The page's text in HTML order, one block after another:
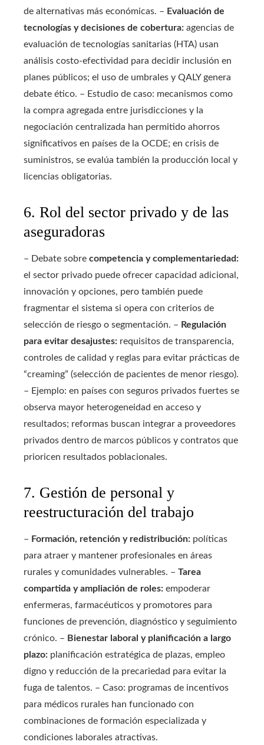
de alternativas más económicas. – Evaluación de
tecnologías y decisiones de cobertura: agencias de
evaluación de tecnologías sanitarias (HTA) usan
análisis costo-efectividad para decidir inclusión en
planes públicos; el uso de umbrales y QALY genera
debate ético. – Estudio de caso: mecanismos como
la compra agregada entre jurisdicciones y la
negociación centralizada han permitido ahorros
significativos en países de la OCDE; en crisis de
suministros, se evalúa también la producción local y
licencias obligatorias.
6. Rol del sector privado y de las
aseguradoras
– Debate sobre competencia y complementariedad:
el sector privado puede ofrecer capacidad adicional,
innovación y opciones, pero también puede
fragmentar el sistema si opera con criterios de
selección de riesgo o segmentación. – Regulación
para evitar desajustes: requisitos de transparencia,
controles de calidad y reglas para evitar prácticas de
“creaming” (selección de pacientes de menor riesgo).
– Ejemplo: en países con seguros privados fuertes se
observa mayor heterogeneidad en acceso y
resultados; reformas buscan integrar a proveedores
privados dentro de marcos públicos y contratos que
prioricen resultados poblacionales.
7. Gestión de personal y
reestructuración del trabajo
– Formación, retención y redistribución: políticas
para atraer y mantener profesionales en áreas
rurales y comunidades vulnerables. – Tarea
compartida y ampliación de roles: empoderar
enfermeras, farmacéuticos y promotores para
funciones de prevención, diagnóstico y seguimiento
crónico. – Bienestar laboral y planificación a largo
plazo: planificación estratégica de plazas, empleo
digno y reducción de la precariedad para evitar la
fuga de talentos. – Caso: programas de incentivos
para médicos rurales han funcionado con
combinaciones de formación especializada y
condiciones laborales atractivas.